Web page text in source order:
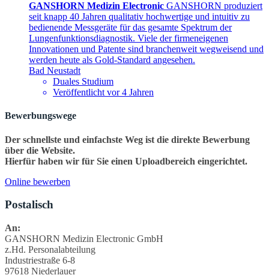
GANSHORN Medizin Electronic GANSHORN produziert
seit knapp 40 Jahren qualitativ hochwertige und intuitiv zu
bedienende Messgeräte für das gesamte Spektrum der
Lungenfunktionsdiagnostik. Viele der firmeneigenen
Innovationen und Patente sind branchenweit wegweisend und
werden heute als Gold-Standard angesehen.
Bad Neustadt
Duales Studium
Veröffentlicht vor 4 Jahren
Bewerbungswege
Der schnellste und einfachste Weg ist die direkte Bewerbung
über die Website.
Hierfür haben wir für Sie einen Uploadbereich eingerichtet.
Online bewerben
Postalisch
An:
GANSHORN Medizin Electronic GmbH
z.Hd. Personalabteilung
Industriestraße 6-8
97618 Niederlauer